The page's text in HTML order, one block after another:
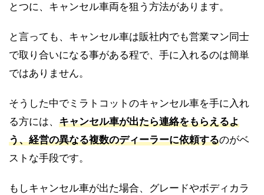
とつに、キャンセル車両を狙う方法があります。
と言っても、キャンセル車は販社内でも営業マン同士
で取り合いになる事がある程で、手に入れるのは簡単
ではありません。
そうした中でミラトコットのキャンセル車を手に入れ
る方には、 キャンセル車が出たら連絡をもらえるよ
う、経営の異なる複数のディーラーに依頼するのがベ
ストな手段です。
もしキャンセル車が出た場合、グレードやボディカラ